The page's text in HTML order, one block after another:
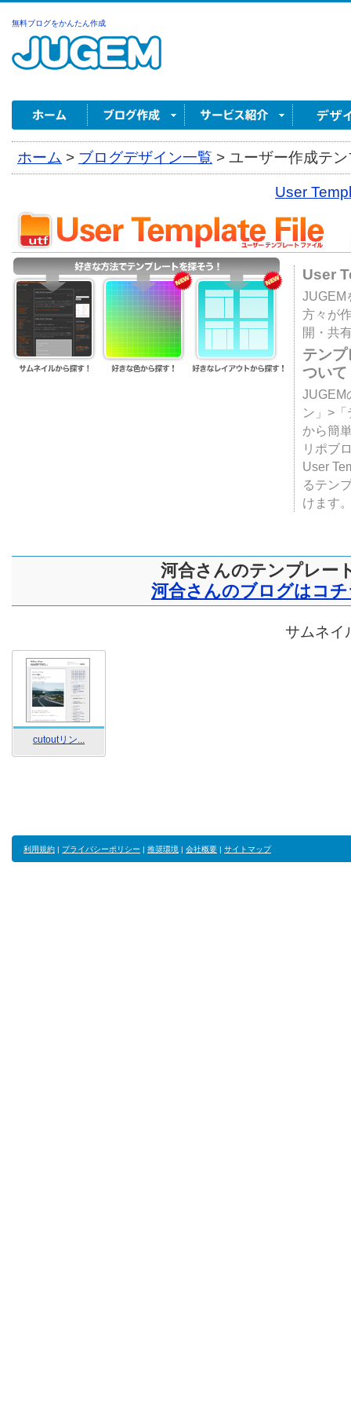
無料ブログをかんたん作成
ホーム > ブログデザイン一覧 > ユーザー作成テ
User
User
JUGEM
方々が
開・共
テン
ついて
JUGEM
ン」>
から簡
リポブ
User
るテン
けます
河合さんのテンプレー
河合さんのブログはコ
サムネイ
cutoutリン...
利用規約 | プライバシーポリシー | 推奨環境 | 会社概要 | サイトマップ